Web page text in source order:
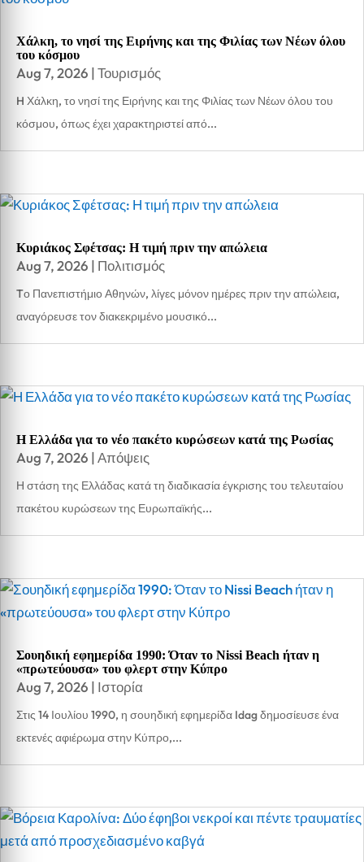
Χάλκη, το νησί της Ειρήνης και της Φιλίας των Νέων όλου
του κόσμου
Aug 7, 2026 |Τουρισμός
H Χάλκη, το νησί της Ειρήνης και της Φιλίας των Νέων όλου του
κόσμου, όπως έχει χαρακτηριστεί από...
Κυριάκος Σφέτσας: Η τιμή πριν την απώλεια
Aug 7, 2026 | Πολιτισμός
Tο Πανεπιστήμιο Αθηνών, λίγες μόνον ημέρες πριν την απώλεια,
αναγόρευσε τον διακεκριμένο μουσικό...
Η Ελλάδα για το νέο πακέτο κυρώσεων κατά της Ρωσίας
Aug 7, 2026 |Απόψεις
Η στάση της Ελλάδας κατά τη διαδικασία έγκρισης του τελευταίου
πακέτου κυρώσεων της Ευρωπαϊκής...
Σουηδική εφημερίδα 1990: Όταν το Nissi Beach ήταν η
«πρωτεύουσα» του φλερτ στην Κύπρο
Aug 7, 2026 | Ιστορία
Στις 14 Ιουλίου 1990, η σουηδική εφημερίδα Idag δημοσίευσε ένα
εκτενές αφιέρωμα στην Κύπρο,...